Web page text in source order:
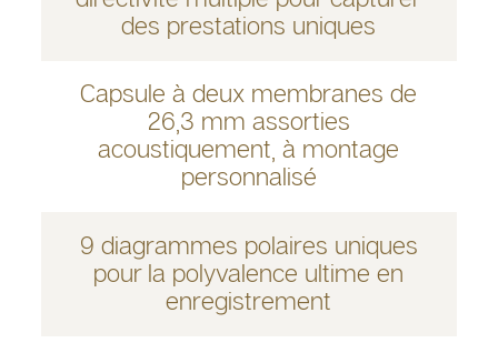
des prestations uniques
Capsule à deux membranes de
26,3 mm assorties
acoustiquement, à montage
personnalisé
9 diagrammes polaires uniques
pour la polyvalence ultime en
enregistrement